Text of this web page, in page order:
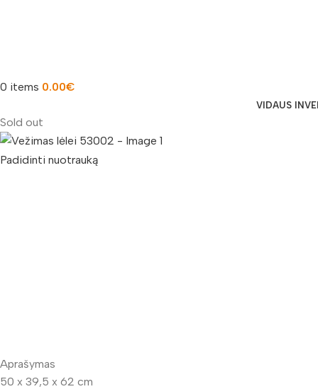
0 items 0.00€
VIDAUS
Sold out
Padidinti nuotrauką
Aprašymas
50 x 39,5 x 62 cm